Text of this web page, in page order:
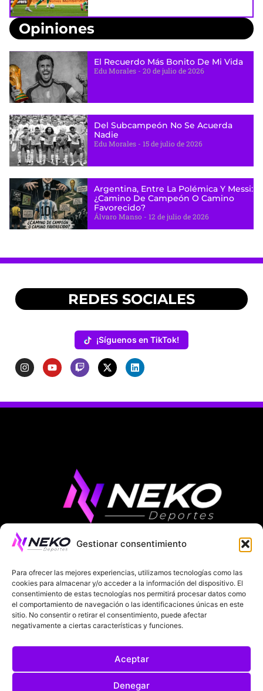
Gestionar consentimiento
Para ofrecer las mejores experiencias, utilizamos tecnologías como las
cookies para almacenar y/o acceder a la información del dispositivo. El
consentimiento de estas tecnologías nos permitirá procesar datos como
el comportamiento de navegación o las identificaciones únicas en este
sitio. No consentir o retirar el consentimiento, puede afectar
negativamente a ciertas características y funciones.
Aceptar
Denegar
Opiniones
El Recuerdo Más Bonito De Mi Vida
Edu Morales 20 de julio de 2026
Del Subcampeón No Se Acuerda
Nadie
Edu Morales 15 de julio de 2026
Argentina, Entre La Polémica Y Messi:
¿camino De Campeón O Camino
Favorecido?
Álvaro Manso 12 de julio de 2026
REDES SOCIALES
¡Síguenos en TikTok!
ÚLTIMAS NOTICIAS COMPETICIONES EUROPEAS
LA LIGA MUNDIAL 2026 FÚTBOL INTERNACIONAL
SOBRE NOSOTROS
POLÍTICA DE PRIVACIDAD
POLÍTICA DE COOKIES